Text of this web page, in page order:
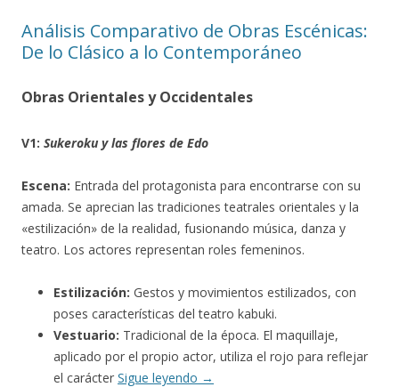
Análisis Comparativo de Obras Escénicas:
De lo Clásico a lo Contemporáneo
Obras Orientales y Occidentales
V1: Sukeroku y las flores de Edo
Escena: Entrada del protagonista para encontrarse con su
amada. Se aprecian las tradiciones teatrales orientales y la
«estilización» de la realidad, fusionando música, danza y
teatro. Los actores representan roles femeninos.
Estilización: Gestos y movimientos estilizados, con
poses características del teatro kabuki.
Vestuario: Tradicional de la época. El maquillaje,
aplicado por el propio actor, utiliza el rojo para reflejar
el carácter Sigue leyendo →